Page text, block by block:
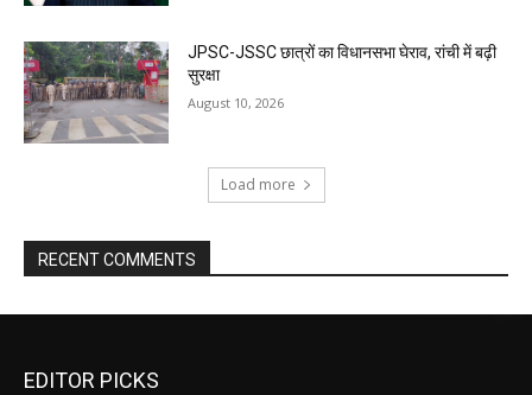
JPSC-JSSC छात्रों का विधानसभा घेराव, रांची में बढ़ी
सुरक्षा
August 10, 2026
Load more
RECENT COMMENTS
EDITOR PICKS